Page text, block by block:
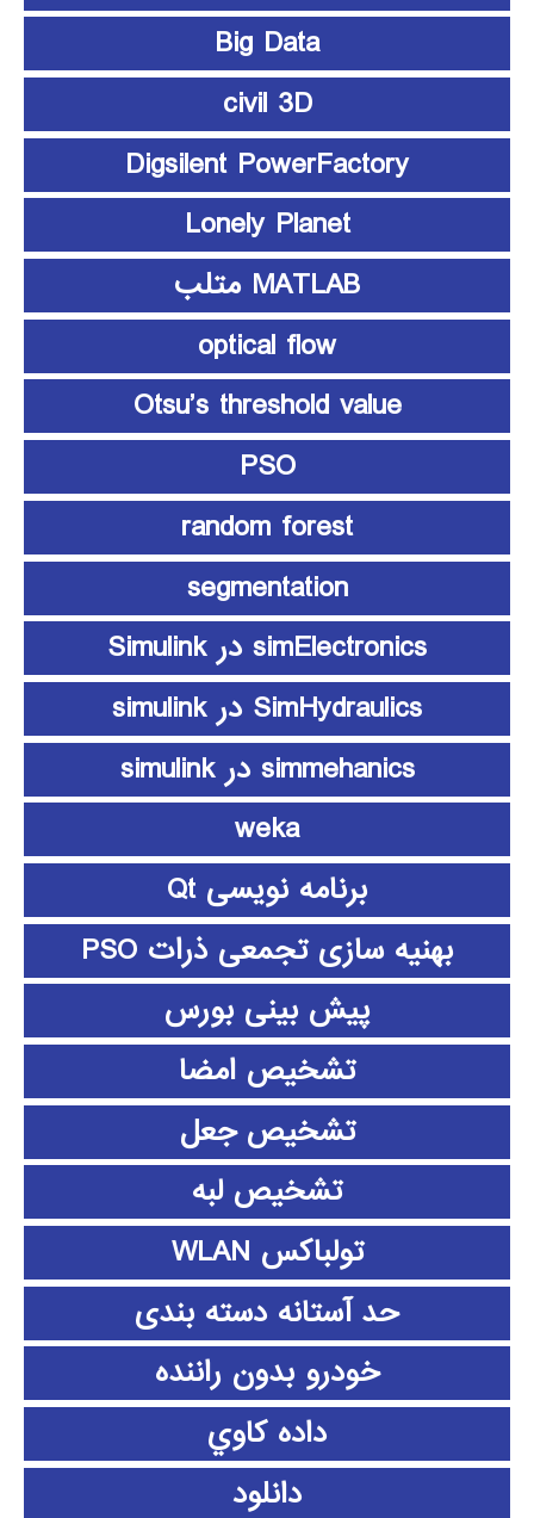
Big Data
civil 3D
Digsilent PowerFactory
Lonely Planet
MATLAB متلب
optical flow
Otsu’s threshold value
PSO
random forest
segmentation
simElectronics در Simulink
SimHydraulics در simulink
simmehanics در simulink
weka
برنامه نویسی Qt
بهنیه سازی تجمعی ذرات PSO
پیش بینی بورس
تشخیص امضا
تشخیص جعل
تشخیص لبه
تولباکس WLAN
حد آستانه دسته بندی
خودرو بدون راننده
داده كاوي
دانلود